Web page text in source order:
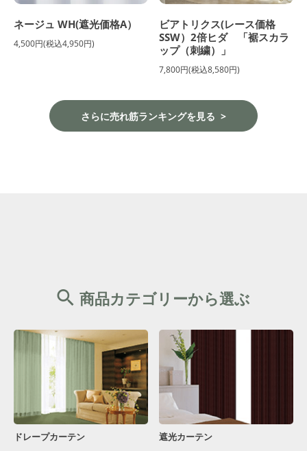
ネージュ WH(遮光価格A）
4,500円(税込4,950円)
ビアトリクス(レース価格
SSW）2倍ヒダ 「裾スカラ
ップ（刺繍）」
7,800円(税込8,580円)
さらに売れ筋ランキングを見る
商品カテゴリーから選ぶ
ドレープカーテン 遮光カーテン